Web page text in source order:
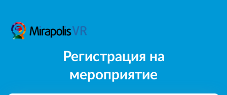
Регистрация на
мероприятие